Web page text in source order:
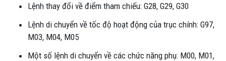
Lệnh thay đổi về điểm tham chiếu: G28, G29, G30
Lệnh di chuyển về tốc độ hoạt động của trục chính: G97,
M03, M04, M05
Một số lệnh di chuyển về các chức năng phụ: M00, M01,